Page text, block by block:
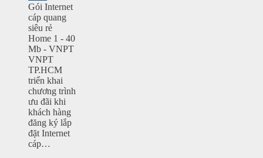
Gói Internet
cáp quang
siêu rẻ
Home 1 - 40
Mb - VNPT
VNPT
TP.HCM
triển khai
chương trình
ưu đãi khi
khách hàng
đăng ký lắp
đặt Internet
cáp…